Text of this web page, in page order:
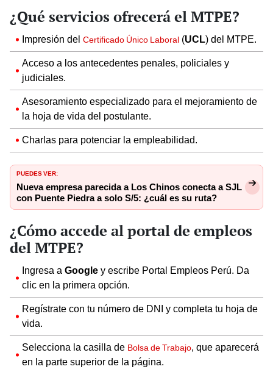
¿Qué servicios ofrecerá el MTPE?
Impresión del Certificado Único Laboral (UCL) del MTPE.
Acceso a los antecedentes penales, policiales y
judiciales.
Asesoramiento especializado para el mejoramiento de
la hoja de vida del postulante.
Charlas para potenciar la empleabilidad.
PUEDES VER:
Nueva empresa parecida a Los Chinos conecta a SJL
con Puente Piedra a solo S/5: ¿cuál es su ruta?
¿Cómo accede al portal de empleos
del MTPE?
Ingresa a Google y escribe Portal Empleos Perú. Da
clic en la primera opción.
Regístrate con tu número de DNI y completa tu hoja de
vida.
Selecciona la casilla de Bolsa de Trabajo, que aparecerá
en la parte superior de la página.